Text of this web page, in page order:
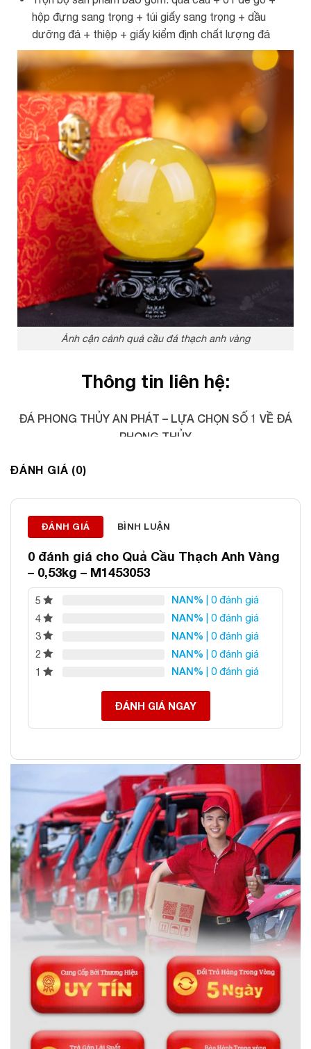
hộp đựng sang trọng + túi giấy sang trọng + dầu
dưỡng đá + thiệp + giấy kiểm định chất lượng đá
Ảnh cận cảnh quả cầu đá thạch anh vàng
Thông tin liên hệ:
ĐÁ PHONG THỦY AN PHÁT – LỰA CHỌN SỐ 1 VỀ ĐÁ
PHONG THỦY
ĐÁNH GIÁ (0)
ĐÁNH GIÁ BÌNH LUẬN
0 đánh giá cho Quả Cầu Thạch Anh Vàng
– 0,53kg – M1453053
5 NAN% | 0 đánh giá
4
NAN% | 0 đánh giá
3
NAN% | 0 đánh giá
2
NAN% | 0 đánh giá
1
NAN% | 0 đánh giá
ĐÁNH GIÁ NGAY